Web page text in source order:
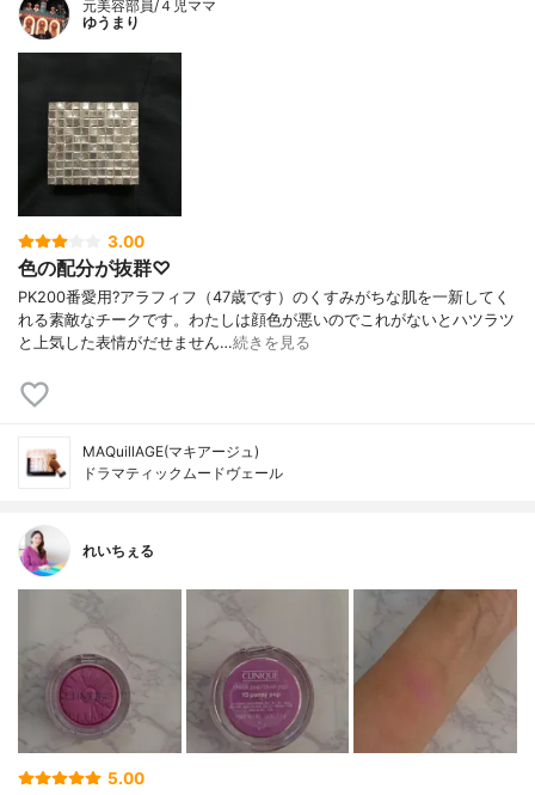
元美容部員/４児ママ
ゆうまり
3.00
色の配分が抜群♡
PK200番愛用?アラフィフ（47歳です）のくすみがちな肌を一新してく
れる素敵なチークです。わたしは顔色が悪いのでこれがないとハツラツ
と上気した表情がだせません…続きを見る
MAQuillAGE(マキアージュ)
ドラマティックムードヴェール
れいちぇる
5.00